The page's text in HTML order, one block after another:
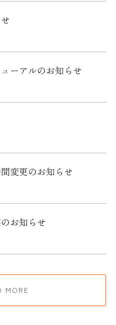
ーアルのお知らせ
変更のお知らせ
お知らせ
MORE